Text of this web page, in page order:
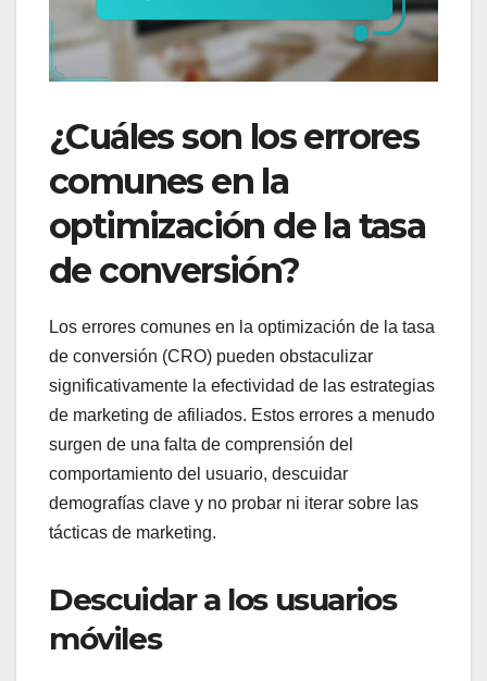
¿Cuáles son los errores
comunes en la
optimización de la tasa
de conversión?
Los errores comunes en la optimización de la tasa
de conversión (CRO) pueden obstaculizar
significativamente la efectividad de las estrategias
de marketing de afiliados. Estos errores a menudo
surgen de una falta de comprensión del
comportamiento del usuario, descuidar
demografías clave y no probar ni iterar sobre las
tácticas de marketing.
Descuidar a los usuarios
móviles